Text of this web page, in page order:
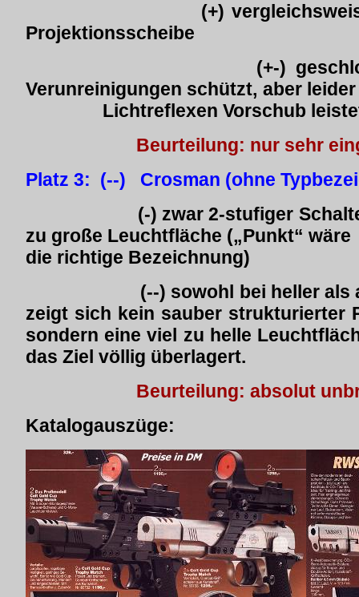
(+) vergleichsweise
Projektionsscheibe
(+-) geschlossene
Verunreinigungen schützt,
Lichtreflexen Vorschub
Beurteilung: nur sehr
Platz 3: (--) Crosman (ohne
(-) zwar 2-stufiger Schalter,
zu große Leuchtfläche
die richtige Bezeichnung)
(--) sowohl bei heller als
zeigt sich kein sauber
sondern eine viel zu helle
das Ziel völlig überlagert.
Beurteilung: absolut
Katalogauszüge: